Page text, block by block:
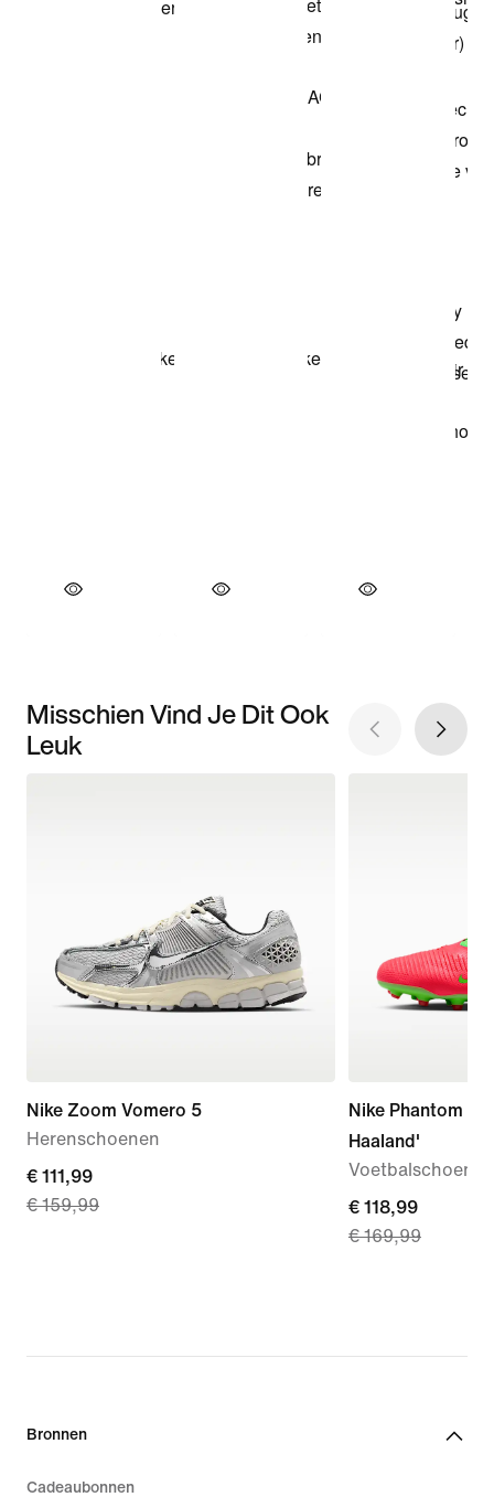
Misschien Vind Je Dit Ook
Leuk
Nike Zoom Vomero 5
Herenschoenen
current
price
€ 111,99
€ 159,99
Nike Phantom 6
Haaland'
current
price
€ 169,99
€ 118,99
€ 169,99
Bronnen
Cadeaubonnen